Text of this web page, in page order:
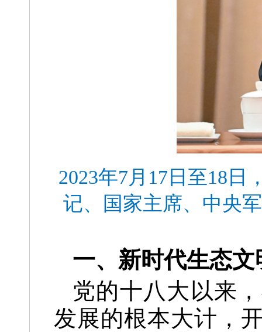
2023年7月17日至18
记、国家主席、中央
一、新时代生态
党的十八大以来
发展的根本大计，